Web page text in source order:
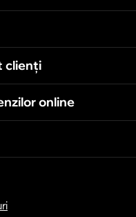
21, CC «Shopping MallDova»
clienţi
online